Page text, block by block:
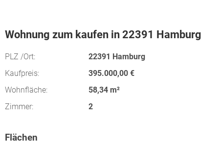
Wohnung zum kaufen in 22391 Hamburg
PLZ /Ort:
22391 Hamburg
Kaufpreis:
395.000,00 €
Wohnfläche:
58,34 m²
Zimmer:
2
Flächen